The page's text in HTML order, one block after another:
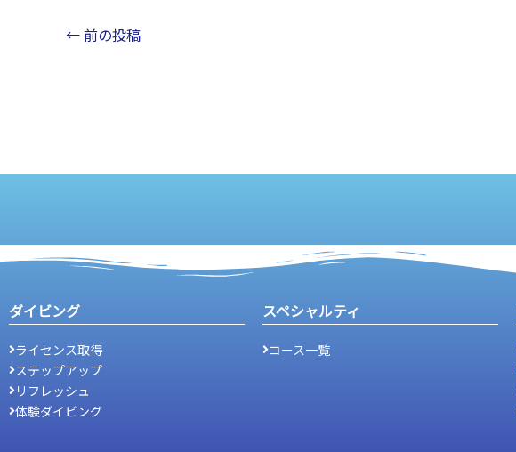
←前の投稿
ダイビング
ライセンス取得
ステップアップ
リフレッシュ
体験ダイビング
スペシャルティ
コース一覧